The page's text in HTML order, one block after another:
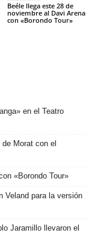
Beéle llega este 28 de
noviembre al Davi Arena
con «Borondo Tour»
en el Teatro
Morat con el
«Borondo Tour»
Veland para la versión
Jaramillo llevaron el